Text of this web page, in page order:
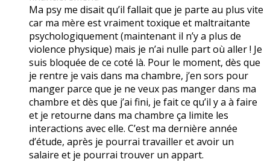
Ma psy me disait qu’il fallait que je parte au plus vite
car ma mère est vraiment toxique et maltraitante
psychologiquement (maintenant il n’y a plus de
violence physique) mais je n’ai nulle part où aller ! Je
suis bloquée de ce coté là. Pour le moment, dès que
je rentre je vais dans ma chambre, j’en sors pour
manger parce que je ne veux pas manger dans ma
chambre et dès que j’ai fini, je fait ce qu’il y a à faire
et je retourne dans ma chambre ça limite les
interactions avec elle. C’est ma dernière année
d’étude, après je pourrai travailler et avoir un
salaire et je pourrai trouver un appart.